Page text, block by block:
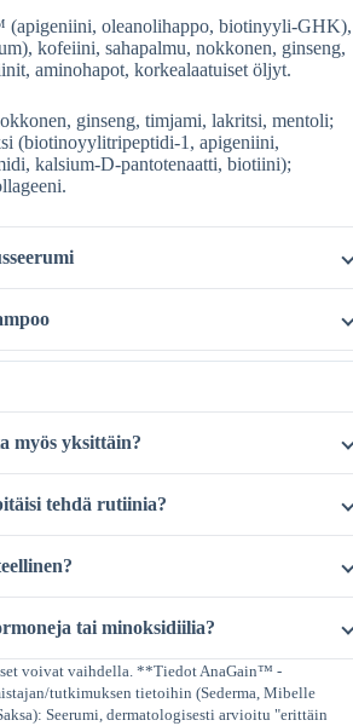
(apigeniini, oleanolihappo, biotinyyli-GHK),
kofeiini, sahapalmu, nokkonen, ginseng,
aminohapot, korkealaatuiset öljyt.
ginseng, timjami, lakritsi, mentoli;
(biotinoyylitripeptidi-1, apigeniini,
kalsium-D-pantotenaatti, biotiini);
myös yksittäin?
tehdä rutiinia?
tai minoksidiilia?
voivat vaihdella. **Tiedot AnaGain™ -
tutkimuksen tietoihin (Sederma, Mibelle
Seerumi, dermatologisesti arvioitu "erittäin